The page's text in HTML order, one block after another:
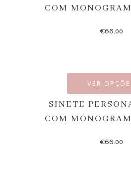
COM
€66.00
VER
SINETE
COM
€66.00